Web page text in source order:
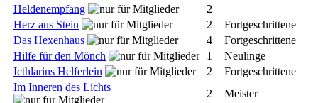
Heldenempfang
2
Herz aus Stein
2
Fortgeschrittene
Das Hexenhaus
4
Fortgeschrittene
Hilfe für den Mönch
1
Neulinge
Icthlarins Helferlein
2
Fortgeschrittene
Im Inneren des Lichts
2
Meister